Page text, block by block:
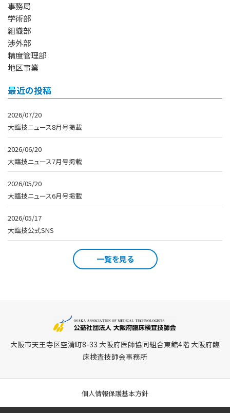
事務局
学術部
組織部
渉外部
精度管理部
地区事業
最近の投稿
2026/07/20
大臨技ニュース8月号掲載
2026/06/20
大臨技ニュース7月号掲載
2026/05/20
大臨技ニュース6月号掲載
2026/05/17
大臨技公式SNS
一覧を見る
大阪市天王寺区空清町8-33 大阪府医師協同組合東館4階 大阪府臨
床検査技師会事務所
個人情報保護基本方針